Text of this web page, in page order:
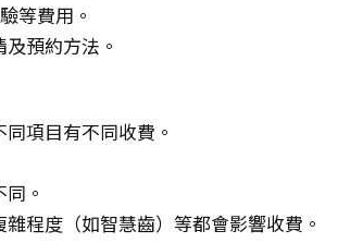
等費用。
預約方法。
項目有不同收費。
。
程度（如智慧齒）等都會影響收費。